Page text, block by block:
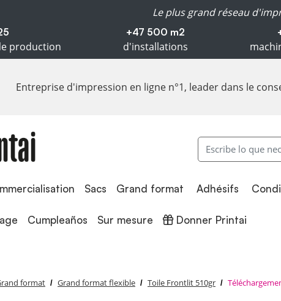
Le plus grand réseau
production
+47 500 m2
d'installations
Entreprise d'impression en ligne n°1, leader dans le
Sacs Grand format Adhésifs
Adhésifs
Cumpleaños Sur mesure Donner Printai
Donner Printai
format Grand format flexible Toile Frontlit 510gr